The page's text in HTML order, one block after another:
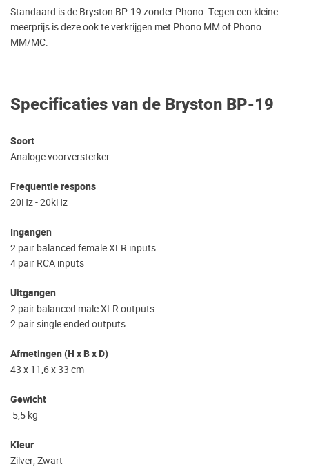
Specificaties van de Bryston BP-19
Soort
Analoge voorversterker
Frequentie respons
20Hz - 20kHz
Ingangen
2 pair balanced female XLR inputs
4 pair RCA inputs
Uitgangen
2 pair balanced male XLR outputs
2 pair single ended outputs
Afmetingen (H x B x D)
43 x 11,6 x 33 cm
Gewicht
5,5 kg
Kleur
Zilver, Zwart
Standaard is de Bryston BP-19 zonder Phono. Tegen een kleine
meerprijs is deze ook te verkrijgen met Phono MM of Phono
MM/MC.